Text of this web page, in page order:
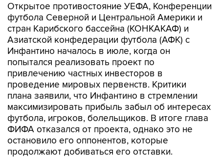
Открытое противостояние УЕФА, Конференции
футбола Северной и Центральной Америки и
стран Карибского бассейна (КОНКАКАФ) и
Азиатской конфедерации футбола (АФК) с
Инфантино началось в июле, когда он
попытался реализовать проект по
привлечению частных инвесторов в
проведение мировых первенств. Критики
плана заявили, что Инфантино в стремлении
максимизировать прибыль забыл об интересах
футбола, игроков, болельщиков. В итоге глава
ФИФА отказался от проекта, однако это не
остановило его оппонентов, которые
продолжают добиваться его отставки.